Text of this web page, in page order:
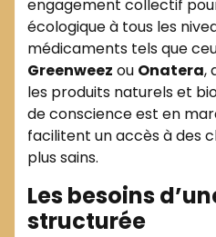
engagement collectif
écologique à tous les
médicaments tels que
Greenweez ou Onatera,
les produits naturels et
de conscience est en
facilitent un accès à des
plus sains.
Les besoins
structurée